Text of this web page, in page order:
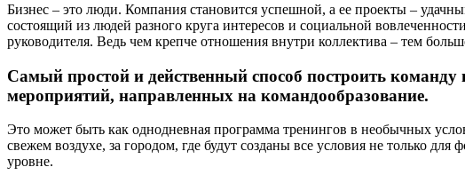
Бизнес – это люди. Компания становится успешной, а ее проекты –
состоящий из людей разного круга интересов и социальной
руководителя. Ведь чем крепче отношения внутри коллектива – тем
Самый простой и действенный способ построить
мероприятий, направленных на командообразование.
Это может быть как однодневная программа тренингов в необычных
свежем воздухе, за городом, где будут созданы все условия не только
уровне.